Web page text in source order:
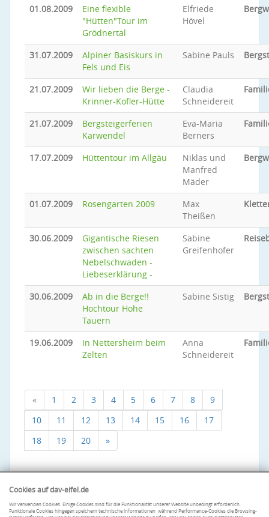
01.08.2009
Eine flexible
"Hütten"Tour im
Grödnertal
Elfriede
Hövel
31.07.2009
Alpiner Basiskurs in
Fels und Eis
Sabine Pauls
21.07.2009
Wir lieben die Berge -
Krinner-Kofler-Hütte
Claudia
Schneidereit
21.07.2009
Bergsteigerferien
Karwendel
Eva-Maria
Berners
17.07.2009 Hüttentour im Allgäu
Niklas und
Manfred
Mäder
01.07.2009 Rosengarten 2009
Max
Theißen
30.06.2009
Gigantische Riesen
zwischen sachten
Nebelschwaden -
Liebeserklärung -
Sabine
Greifenhofer
30.06.2009
Ab in die Berge!!
Hochtour Hohe
Tauern
Sabine Sistig
19.06.2009
In Nettersheim beim
Zelten
Anna
Schneidereit
« 1 2 3 4 5 6 7 8
9
10
11 12 13 14 15 16
17
18
19 20 »
Cookies auf dav-eifel.de
Wir verwenden Cookies. Einige Cookies sind für die Funktionalität unserer Website unbedingt erforderlich.
Funktionale Cookies hingegen speichern technische Informationen, während Performance-Cookies die Browsing-